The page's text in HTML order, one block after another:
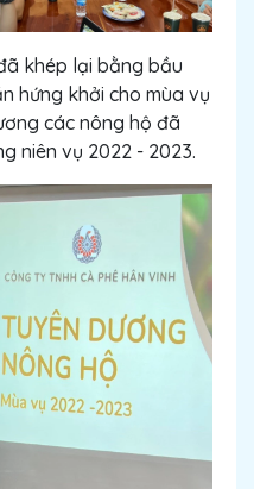
khép lại bằng bầu
hứng khởi cho mùa vụ
các nông hộ đã
niên vụ 2022 - 2023.